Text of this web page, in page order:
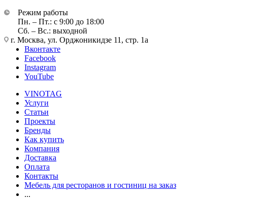
Режим работы
Пн. – Пт.: с 9:00 до 18:00
Сб. – Вс.: выходной
г. Москва, ул. Орджоникидзе 11, стр. 1а
Вконтакте
Facebook
Instagram
YouTube
VINOTAG
Услуги
Статьи
Проекты
Бренды
Как купить
Компания
Доставка
Оплата
Контакты
Мебель для ресторанов и гостиниц на заказ
...